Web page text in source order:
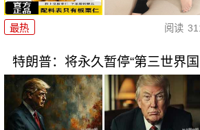
最热 阅读
特朗普：将永久暂停“第三世界